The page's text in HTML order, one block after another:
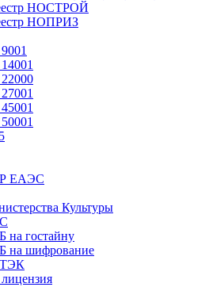
НОСТРОЙ
НОПРИЗ
ЕАЭС
Культуры
на гостайну
на шифрование